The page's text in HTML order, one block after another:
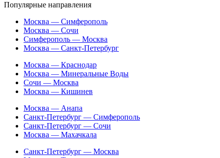
Популярные направления
Москва — Симферополь
Москва — Сочи
Симферополь — Москва
Москва — Санкт-Петербург
Москва — Краснодар
Москва — Минеральные Воды
Сочи — Москва
Москва — Кишинев
Москва — Анапа
Санкт-Петербург — Симферополь
Санкт-Петербург — Сочи
Москва — Махачкала
Санкт-Петербург — Москва